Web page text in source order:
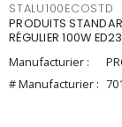
STALU100ECOSTD
PRODUITS
RÉGULIER 100W
Manufacturier :
# Manufacturier :